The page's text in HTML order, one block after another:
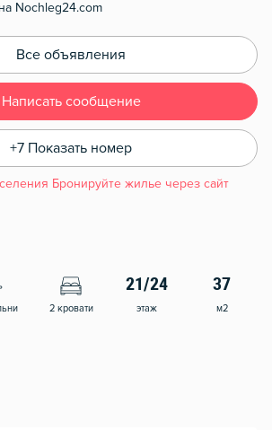
Nochleg24.com
Все объявления
Написать сообщение
+7 Показать номер
Бронируйте жилье через сайт
2 кровати
21/24
этаж
37
м2